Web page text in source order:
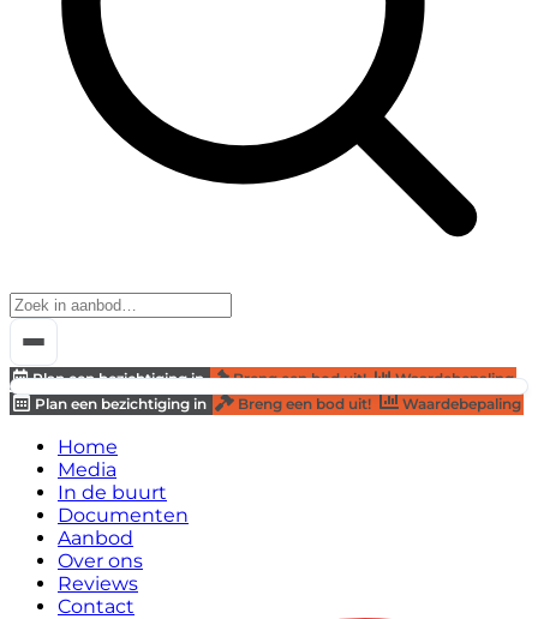
Plan een bezichtiging in Breng een bod uit!
Waardebepaling
Plan een bezichtiging in
Breng een bod uit! Waardebepaling
Home
Media
In de buurt
Documenten
Aanbod
Over ons
Reviews
Contact